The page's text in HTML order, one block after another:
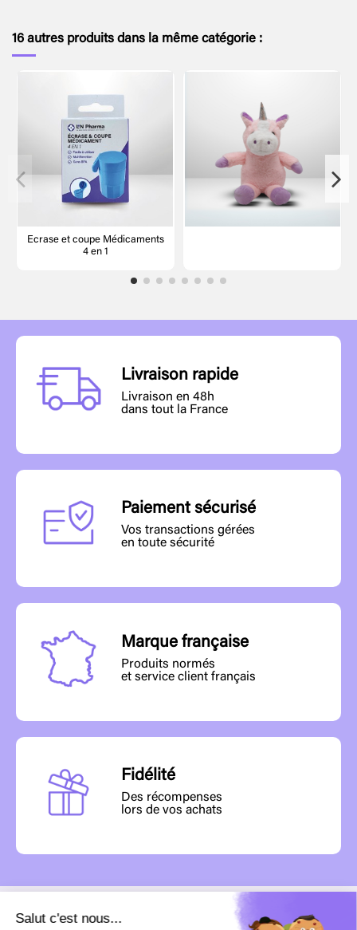
16 autres produits dans la même catégorie :
Ecrase et coupe Médicaments
4 en 1
Livraison rapide
Livraison en 48h
dans tout la France
Paiement sécurisé
Vos transactions gérées
en toute sécurité
Marque française
Produits normés
et service client français
Fidélité
Des récompenses
lors de vos achats